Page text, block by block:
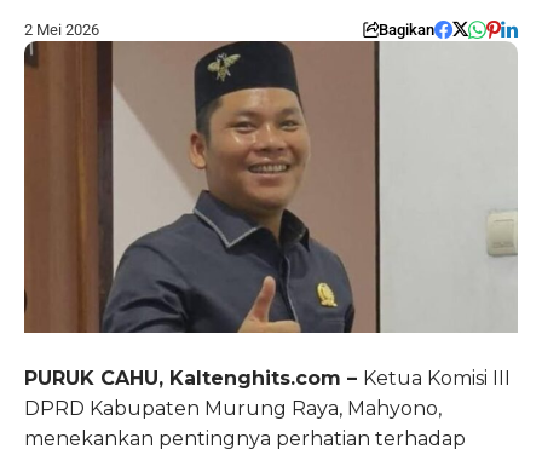
2 Mei 2026 Bagikan
PURUK CAHU, Kaltenghits.com – Ketua Komisi III
DPRD Kabupaten Murung Raya, Mahyono,
menekankan pentingnya perhatian terhadap